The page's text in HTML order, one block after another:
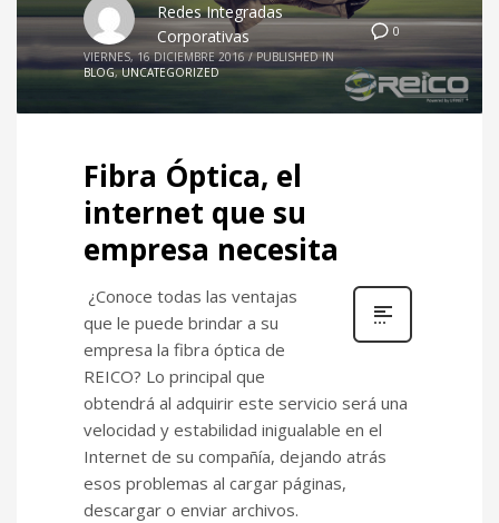
0
Redes Integradas
Corporativas
VIERNES, 16 DICIEMBRE 2016 / PUBLISHED IN
BLOG,UNCATEGORIZED
Fibra Óptica, el
internet que su
empresa necesita
¿Conoce todas las ventajas
que le puede brindar a su
empresa la fibra óptica de
REICO? Lo principal que
obtendrá al adquirir este servicio será una
velocidad y estabilidad inigualable en el
Internet de su compañía, dejando atrás
esos problemas al cargar páginas,
descargar o enviar archivos.